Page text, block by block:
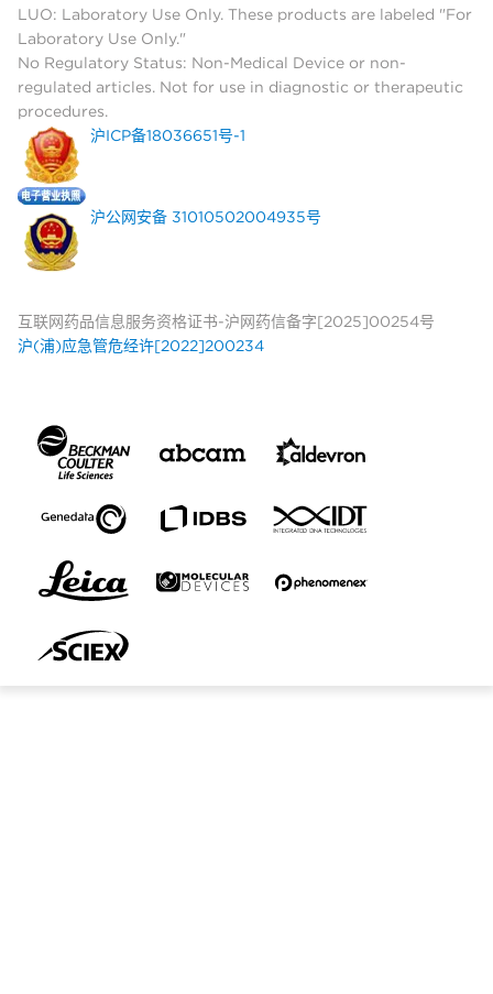
LUO: Laboratory Use Only. These products are labeled "For
Laboratory Use Only."
No Regulatory Status: Non-Medical Device or non-
regulated articles. Not for use in diagnostic or therapeutic
procedures.
沪ICP备18036651号-1
沪公网安备 31010502004935号
互联网药品信息服务资格证书-沪网药信备字[2025]00254号
沪(浦)应急管危经许[2022]200234